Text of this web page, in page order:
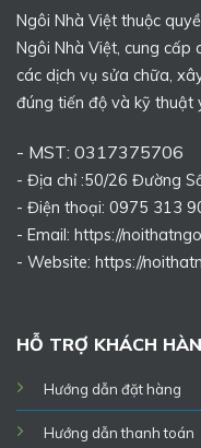
Ngôi Nhà Việt thuộc
Ngôi Nhà Việt, cung cấp
các dịch vụ sửa chữa,
đúng tiến độ và kỹ thuật
- MST: 0317375706
- Địa chỉ :50/26 Đường
- Điện thoại: 0975 313
- Email: https://
- Website: https://
HỖ TRỢ KHÁCH
Hướng dẫn đặt hàng
Hướng dẫn thanh toán